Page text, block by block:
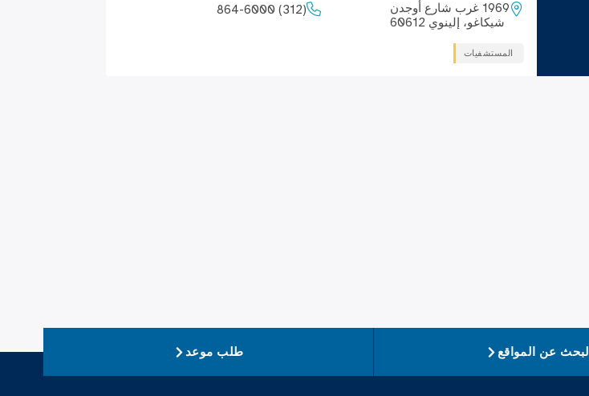
1969 غرب شارع أوجدن
شيكاغو، إلينوي 60612
(312) 864-6000
المستشفيات
البحث عن المواقع طلب موعد